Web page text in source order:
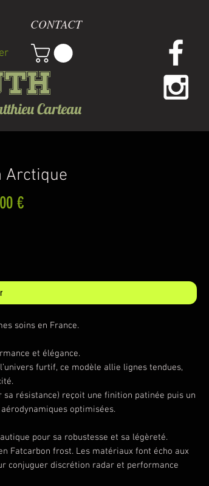
CONTACT
Carteau
Arctique
€Prix
soins en France.
et élégance.
furtif, ce modèle allie lignes tendues,
sa résistance) reçoit une finition patinée puis un
optimisées.
pour sa robustesse et sa légèreté.
Fatcarbon frost. Les matériaux font écho aux
conjuguer discrétion radar et performance